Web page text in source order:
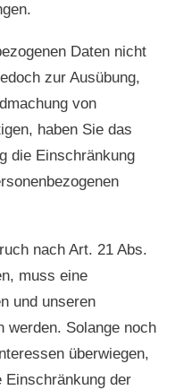
Daten nicht
zur Ausübung,
von
haben Sie das
die Einschränkung
nach Art. 21 Abs.
muss eine
und unseren
werden. Solange noch
überwiegen,
Einschränkung der